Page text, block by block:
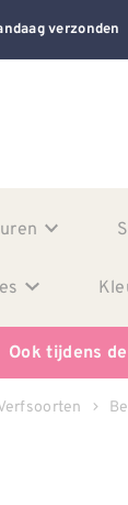
verzonden
Ook tijdens